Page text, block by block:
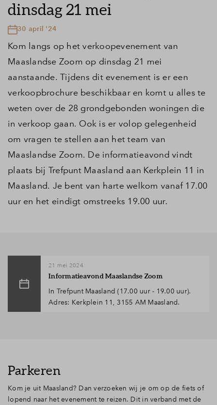
dinsdag 21 mei
30 april '24
Kom langs op het verkoopevenement van
Maaslandse Zoom op dinsdag 21 mei
aanstaande. Tijdens dit evenement is er een
verkoopbrochure beschikbaar en komt u alles te
weten over de 28 grondgebonden woningen die
in verkoop gaan. Ook is er volop gelegenheid
om vragen te stellen aan het team van
Maaslandse Zoom. De informatieavond vindt
plaats bij Trefpunt Maasland aan Kerkplein 11 in
Maasland. Je bent van harte welkom vanaf 17.00
uur en het eindigt omstreeks 19.00 uur.
21 mei 2024
Informatieavond Maaslandse Zoom
In Trefpunt Maasland (17.00 uur - 19.00 uur).
Adres: Kerkplein 11, 3155 AM Maasland.
Parkeren
Kom je uit Maasland? Dan verzoeken wij je om op de fiets of
lopend naar het evenement te reizen. Dit in verband met de